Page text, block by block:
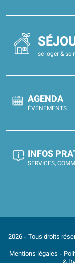
se loger & se
AGENDA
ÉVÉNEMENTS
INFOS
SERVICES,
2026 - Tous droits
Mentions légales -